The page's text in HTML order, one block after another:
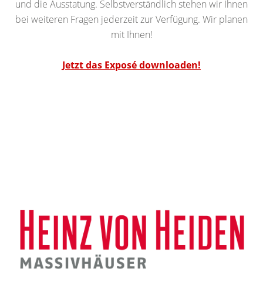
und die Ausstatung. Selbstverständlich stehen wir Ihnen
bei weiteren Fragen jederzeit zur Verfügung. Wir planen
mit Ihnen!
Jetzt das Exposé downloaden!